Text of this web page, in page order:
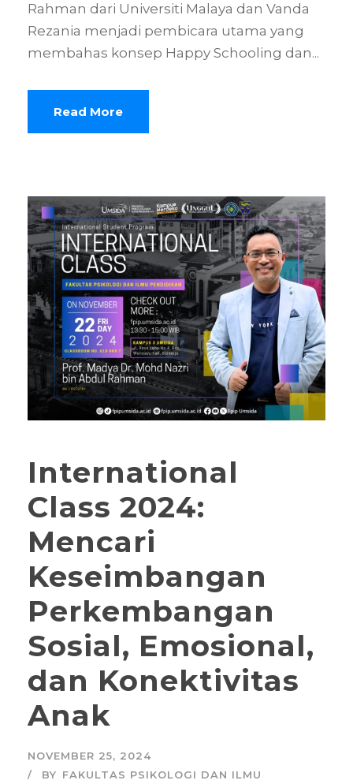
Rahman dari Universiti Malaya dan Vanda
Rezania menjadi pembicara utama yang
membahas konsep Happy Schooling dan...
Read More
International
Class 2024:
Mencari
Keseimbangan
Perkembangan
Sosial, Emosional,
dan Konektivitas
Anak
NOVEMBER 25, 2024
BY FAKULTAS PSIKOLOGI DAN ILMU